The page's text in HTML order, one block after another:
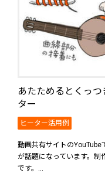
あたためるとくっ
ター
ヒーター活用例
動画共有サイトの
が話題になっています。制
です。...